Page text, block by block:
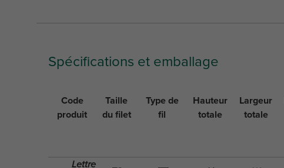
Spécifications et emballage
Code
produit
Taille
du filet
Type de
fil
Hauteur
totale
Largeur
totale
Lettre